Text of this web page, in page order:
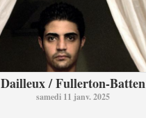
Dailleux / Fullerton-Batten
samedi 11 janv. 2025